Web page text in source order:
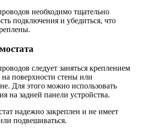
необходимо тщательно
подключения и убедиться, что
следует заняться креплением
на поверхности стены или
Для этого можно использовать
на задней панели устройства.
надежно закреплен и не имеет
подвешиваться.